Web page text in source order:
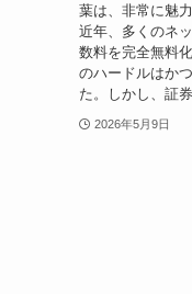
葉は、非常に魅
近年、多くのネ
数料を完全無料
のハードルはか
た。しかし、証
2026年5月9日